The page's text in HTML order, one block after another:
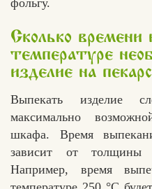
фольгу.
Сколько времени
температуре
изделие на
Выпекать изделие
максимально
шкафа. Время
зависит от толщины
Например, время